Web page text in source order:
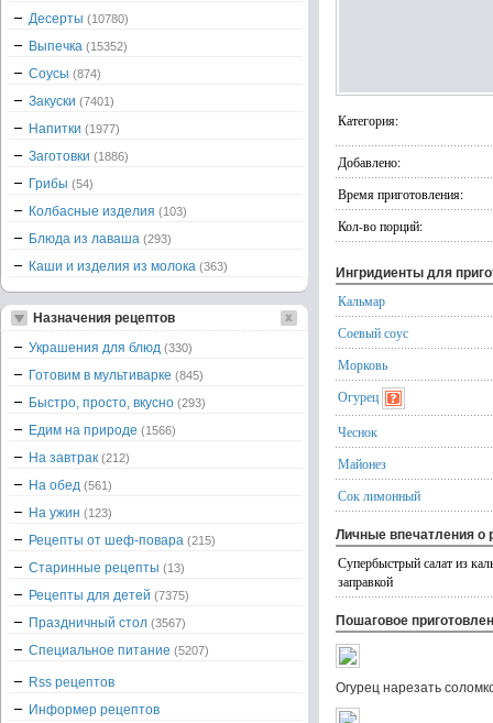
Категория:
Добавлено:
Время приготовления:
Кол-во порций:
Ингридиенты для
Кальмар
Соевый соус
Морковь
Огурец
Чеснок
Майонез
Сок лимонный
Личные впечатления о
Супербыстрый салат из
заправкой
Пошаговое
Огурец нарезать
Десерты (10780)
Выпечка (15352)
Соусы (874)
Закуски (7401)
Напитки (1977)
Заготовки (1886)
Грибы (54)
Колбасные изделия (103)
Блюда из лаваша (293)
Каши и изделия из молока (363)
Назначения рецептов
Украшения для блюд (330)
Готовим в мультиварке (845)
Быстро, просто, вкусно (293)
Едим на природе (1566)
На завтрак (212)
На обед (561)
На ужин (123)
Рецепты от шеф-повара (215)
Старинные рецепты (13)
Рецепты для детей (7375)
Праздничный стол (3567)
Специальное питание (5207)
Rss рецептов
Информер рецептов